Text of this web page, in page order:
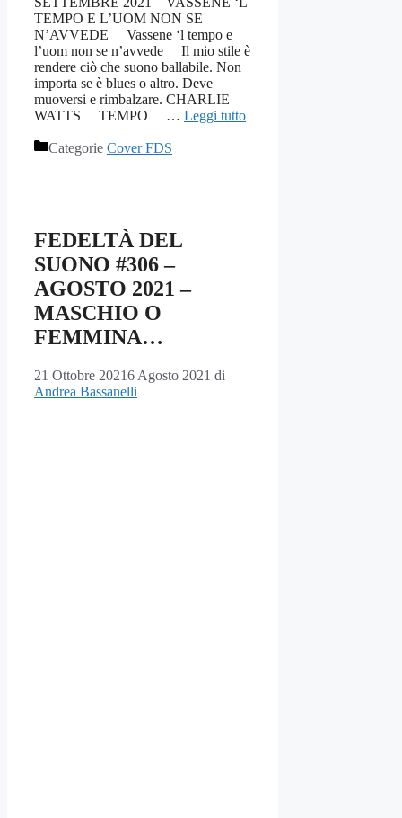
TEMPO E L’UOM NON SE
N’AVVEDE Vassene ‘l tempo e
l’uom non se n’avvede Il mio stile è
rendere ciò che suono ballabile. Non
importa se è blues o altro. Deve
muoversi e rimbalzare. CHARLIE
WATTS TEMPO … Leggi tutto
Categorie Cover FDS
FEDELTÀ DEL
SUONO #306 –
AGOSTO 2021 –
MASCHIO O
FEMMINA…
21 Ottobre 20216 Agosto 2021 di
Andrea Bassanelli